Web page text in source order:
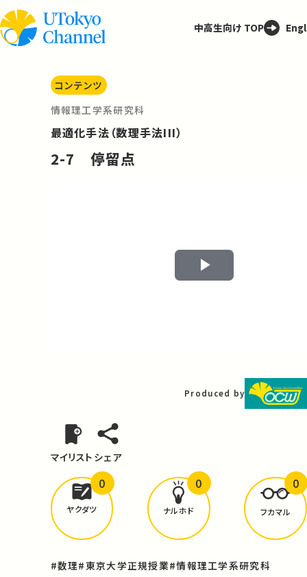
中高生向け TOP
コンテンツ
情報理工学系研究科
最適化手法（数理手法III）
2-7 停留点
Play
Produced by
マイリスト シェア
どんな学びがありましたか？
ヤクダツ
0
ナルホド
0
フカマル
0
#数理#東京大学正規授業#情報理工学系研究科